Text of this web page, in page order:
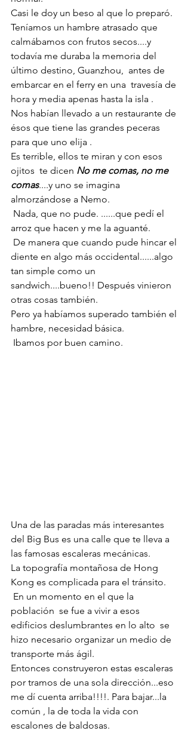
Casi le doy un beso al que lo preparó.
Teníamos un hambre atrasado que
calmábamos con frutos secos....y
todavía me duraba la memoria del
último destino, Guanzhou,  antes de
embarcar en el ferry en una  travesía de
hora y media apenas hasta la isla .
Nos habían llevado a un restaurante de
ésos que tiene las grandes peceras
para que uno elija .
Es terrible, ellos te miran y con esos
ojitos  te dicen No me comas, no me
comas....y uno se imagina
almorzándose a Nemo.
arroz que hacen y me la aguanté.
diente en algo más occidental......algo
tan simple como un
sandwich....bueno!! Después vinieron
otras cosas también.
Pero ya habíamos superado también el
hambre, necesidad básica.
Ibamos por buen camino.
Una de las paradas más interesantes
del Big Bus es una calle que te lleva a
las famosas escaleras mecánicas.
La topografía montañosa de Hong
Kong es complicada para el tránsito.
población  se fue a vivir a esos
edificios deslumbrantes en lo alto  se
hizo necesario organizar un medio de
transporte más ágil.
Entonces construyeron estas escaleras
por tramos de una sola dirección...eso
me dí cuenta arriba!!!!. Para bajar...la
común , la de toda la vida con
escalones de baldosas.